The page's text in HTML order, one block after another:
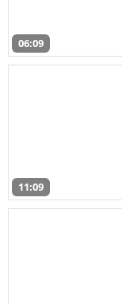
06:09
11:09